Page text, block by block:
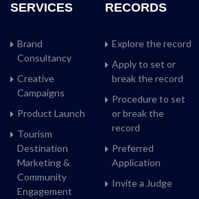
SERVICES
Brand
Consultancy
Creative
Campaigns
Product Launch
Tourism
Destination
Marketing &
Community
Engagement
RECORDS
Explore the record
Apply to set or
break the record
Procedure to set
or break the
record
Preferred
Application
Invite a Judge